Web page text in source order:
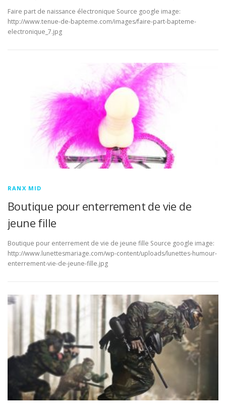
Faire part de naissance électronique Source google image:
http://www.tenue-de-bapteme.com/images/faire-part-bapteme-
electronique_7.jpg
RANX MID
Boutique pour enterrement de vie de
jeune fille
Boutique pour enterrement de vie de jeune fille Source google image:
http://www.lunettesmariage.com/wp-content/uploads/lunettes-humour-
enterrement-vie-de-jeune-fille.jpg